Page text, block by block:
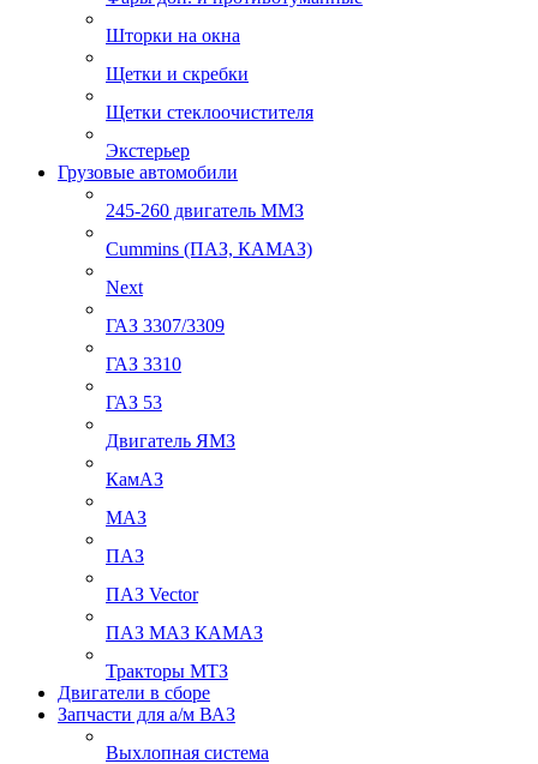
Шторки на окна
Щетки и скребки
Щетки стеклоочистителя
Экстерьер
Грузовые автомобили
245-260 двигатель ММЗ
Cummins (ПАЗ, КАМАЗ)
Next
ГАЗ 3307/3309
ГАЗ 3310
ГАЗ 53
Двигатель ЯМЗ
КамАЗ
МАЗ
ПАЗ
ПАЗ Vector
ПАЗ МАЗ КАМАЗ
Тракторы МТЗ
Двигатели в сборе
Запчасти для а/м ВАЗ
Выхлопная система